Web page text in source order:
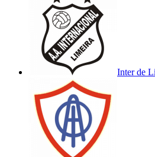
Inter de